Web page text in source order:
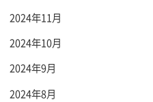
2024年11月
2024年10月
2024年9月
2024年8月